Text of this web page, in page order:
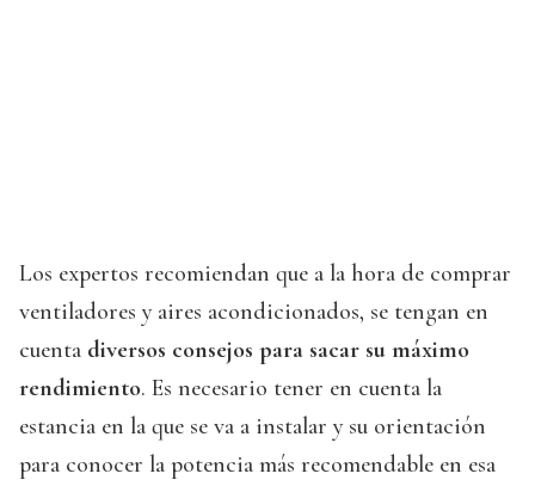
Los expertos recomiendan que a la hora de comprar
ventiladores y aires acondicionados, se tengan en
cuenta diversos consejos para sacar su máximo
rendimiento. Es necesario tener en cuenta la
estancia en la que se va a instalar y su orientación
para conocer la potencia más recomendable en esa